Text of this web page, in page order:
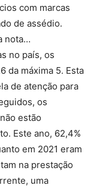
com marcas
de assédio.
nota…
no país, os
da máxima 5. Esta
de atenção para
os
estão
Este ano, 62,4%
em 2021 eram
na prestação
uma